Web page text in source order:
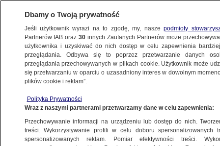
WARSZAWA
ULICE
Od początku roku zarejestrowały ponad 80
tysięcy naruszeń
12.11.2021, 09:28
Dbamy o Twoją prywatność
Jeśli użytkownik wyrazi na to zgodę, my, naszepodmioty
Partnerów IAB oraz30 innych Zaufanych Partnerów może
użytkownika i uzyskiwać do nich dostęp w celu zapewnienia
przeglądania. Odbywa się to poprzez przetwarzanie danych
przeglądania przechowywanych w plikach cookie. Użytkownik może
się przetwarzaniu w oparciu o uzasadniony interes w dowolnym
plików cookie i reklam”.
Polityka Prywatności
Wraz z naszymi partnerami przetwarzamy dane w celu zapewnienia:
Przechowywanie informacji na urządzeniu lub dostęp do nich.
treści. Wykorzystywanie profili w celu doboru spersonalizowanych
spersonalizowanych reklam. Pomiar efektywności treści.